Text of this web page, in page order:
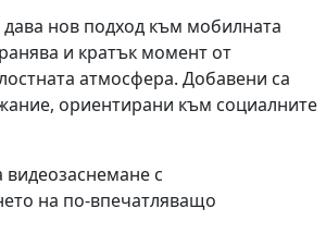
нов подход към мобилната
и кратък момент от
атмосфера. Добавени са
ориентирани към социалните
с
на по-впечатляващо